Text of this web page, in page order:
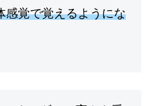
感覚で覚えるようにな